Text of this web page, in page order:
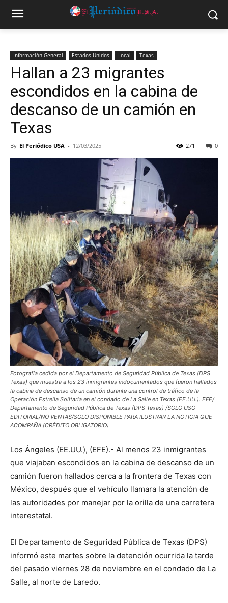
Información General Estados Unidos Local Texas
Hallan a 23 migrantes
escondidos en la cabina de
descanso de un camión en
Texas
By El Periódico USA - 12/03/2025 0
271
Fotografía cedida por el Departamento de Seguridad Pública de Texas (DPS
Texas) que muestra a los 23 inmigrantes indocumentados que fueron hallados
la cabina de descanso de un camión durante una control de tráfico de la
Operación Estrella Solitaria en el condado de La Salle en Texas (EE.UU.). EFE/
Departamento de Seguridad Pública de Texas (DPS Texas) /SOLO USO
EDITORIAL/NO VENTAS/SOLO DISPONIBLE PARA ILUSTRAR LA NOTICIA QUE
ACOMPAÑA (CRÉDITO OBLIGATORIO)
Los Ángeles (EE.UU.), (EFE).- Al menos 23 inmigrantes
que viajaban escondidos en la cabina de descanso de un
camión fueron hallados cerca a la frontera de Texas con
México, después que el vehículo llamara la atención de
las autoridades por manejar por la orilla de una carretera
interestatal.
El Departamento de Seguridad Pública de Texas (DPS)
informó este martes sobre la detención ocurrida la tarde
del pasado viernes 28 de noviembre en el condado de La
Salle, al norte de Laredo.